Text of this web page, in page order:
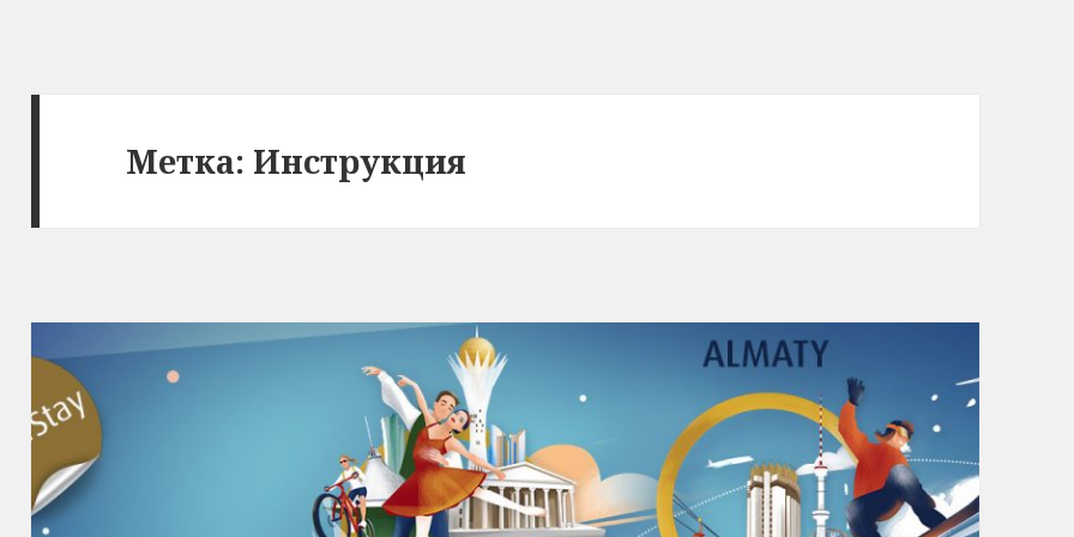
Метка: Инструкция